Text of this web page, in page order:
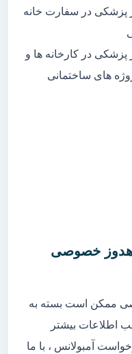
پزشکی در سفارت خانه
پزشکی در کارخانه ها و
های ساختمانی
خصوصی
ممکن است بسته به
اطلاعات بیشتر
آمبولانس ، با ما